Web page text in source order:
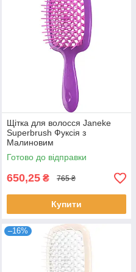
Щітка для волосся Janeke
Superbrush Фуксія з
Малиновим
Готово до відправки
650,25 ₴ 765 ₴
Купити
–16%